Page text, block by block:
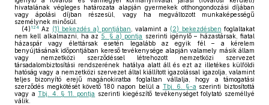
hivatalának végleges határozata alapján gyermekek otthongondozási díjában
vagy ápolási díjban részesül, vagy ha megváltozott munkaképességű
személynek minősül.
(4) 124 Az (1) bekezdés a) pontjában , valamint a (2) bekezdésben foglaltakat
nem kell alkalmazni, ha az 5. § a) pontja szerinti igénylő – házastársak, fiatal
házaspár vagy élettársak esetén legalább az egyik fél – a kérelem
benyújtásának időpontjában kereső tevékenysége alapján valamely másik állam
vagy nemzetközi szerződéssel létrehozott nemzetközi szervezet
társadalombiztosítási rendszerének hatálya alatt áll és ezt az illetékes külföldi
hatóság vagy a nemzetközi szervezet által kiállított igazolással igazolja, valamint
teljes bizonyító erejű magánokiratba foglaltan vállalja, hogy a támogatási
szerződés megkötését követő 180 napon belül a Tbj. 6. §-a szerinti biztosítottá
vagy aTbj. 4. § 11. pontja szerinti kiegészítő tevékenységet folytató személlyé
válik.